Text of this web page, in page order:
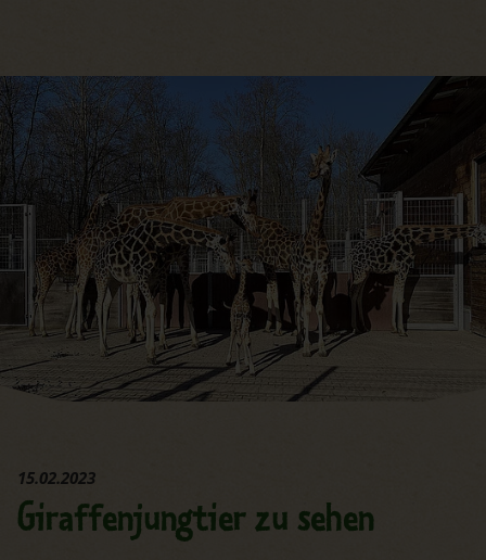
15.02.2023
Giraffenjungtier zu sehen